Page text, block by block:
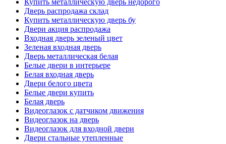
Купить металлическую дверь недорого
Дверь распродажа склад
Купить металлическую дверь бу
Двери акция распродажа
Входная дверь зеленый цвет
Зеленая входная дверь
Дверь металлическая белая
Белые двери в интерьере
Белая входная дверь
Двери белого цвета
Белые двери купить
Белая дверь
Видеоглазок с датчиком движения
Видеоглазок на дверь
Видеоглазок для входной двери
Двери стальные утепленные